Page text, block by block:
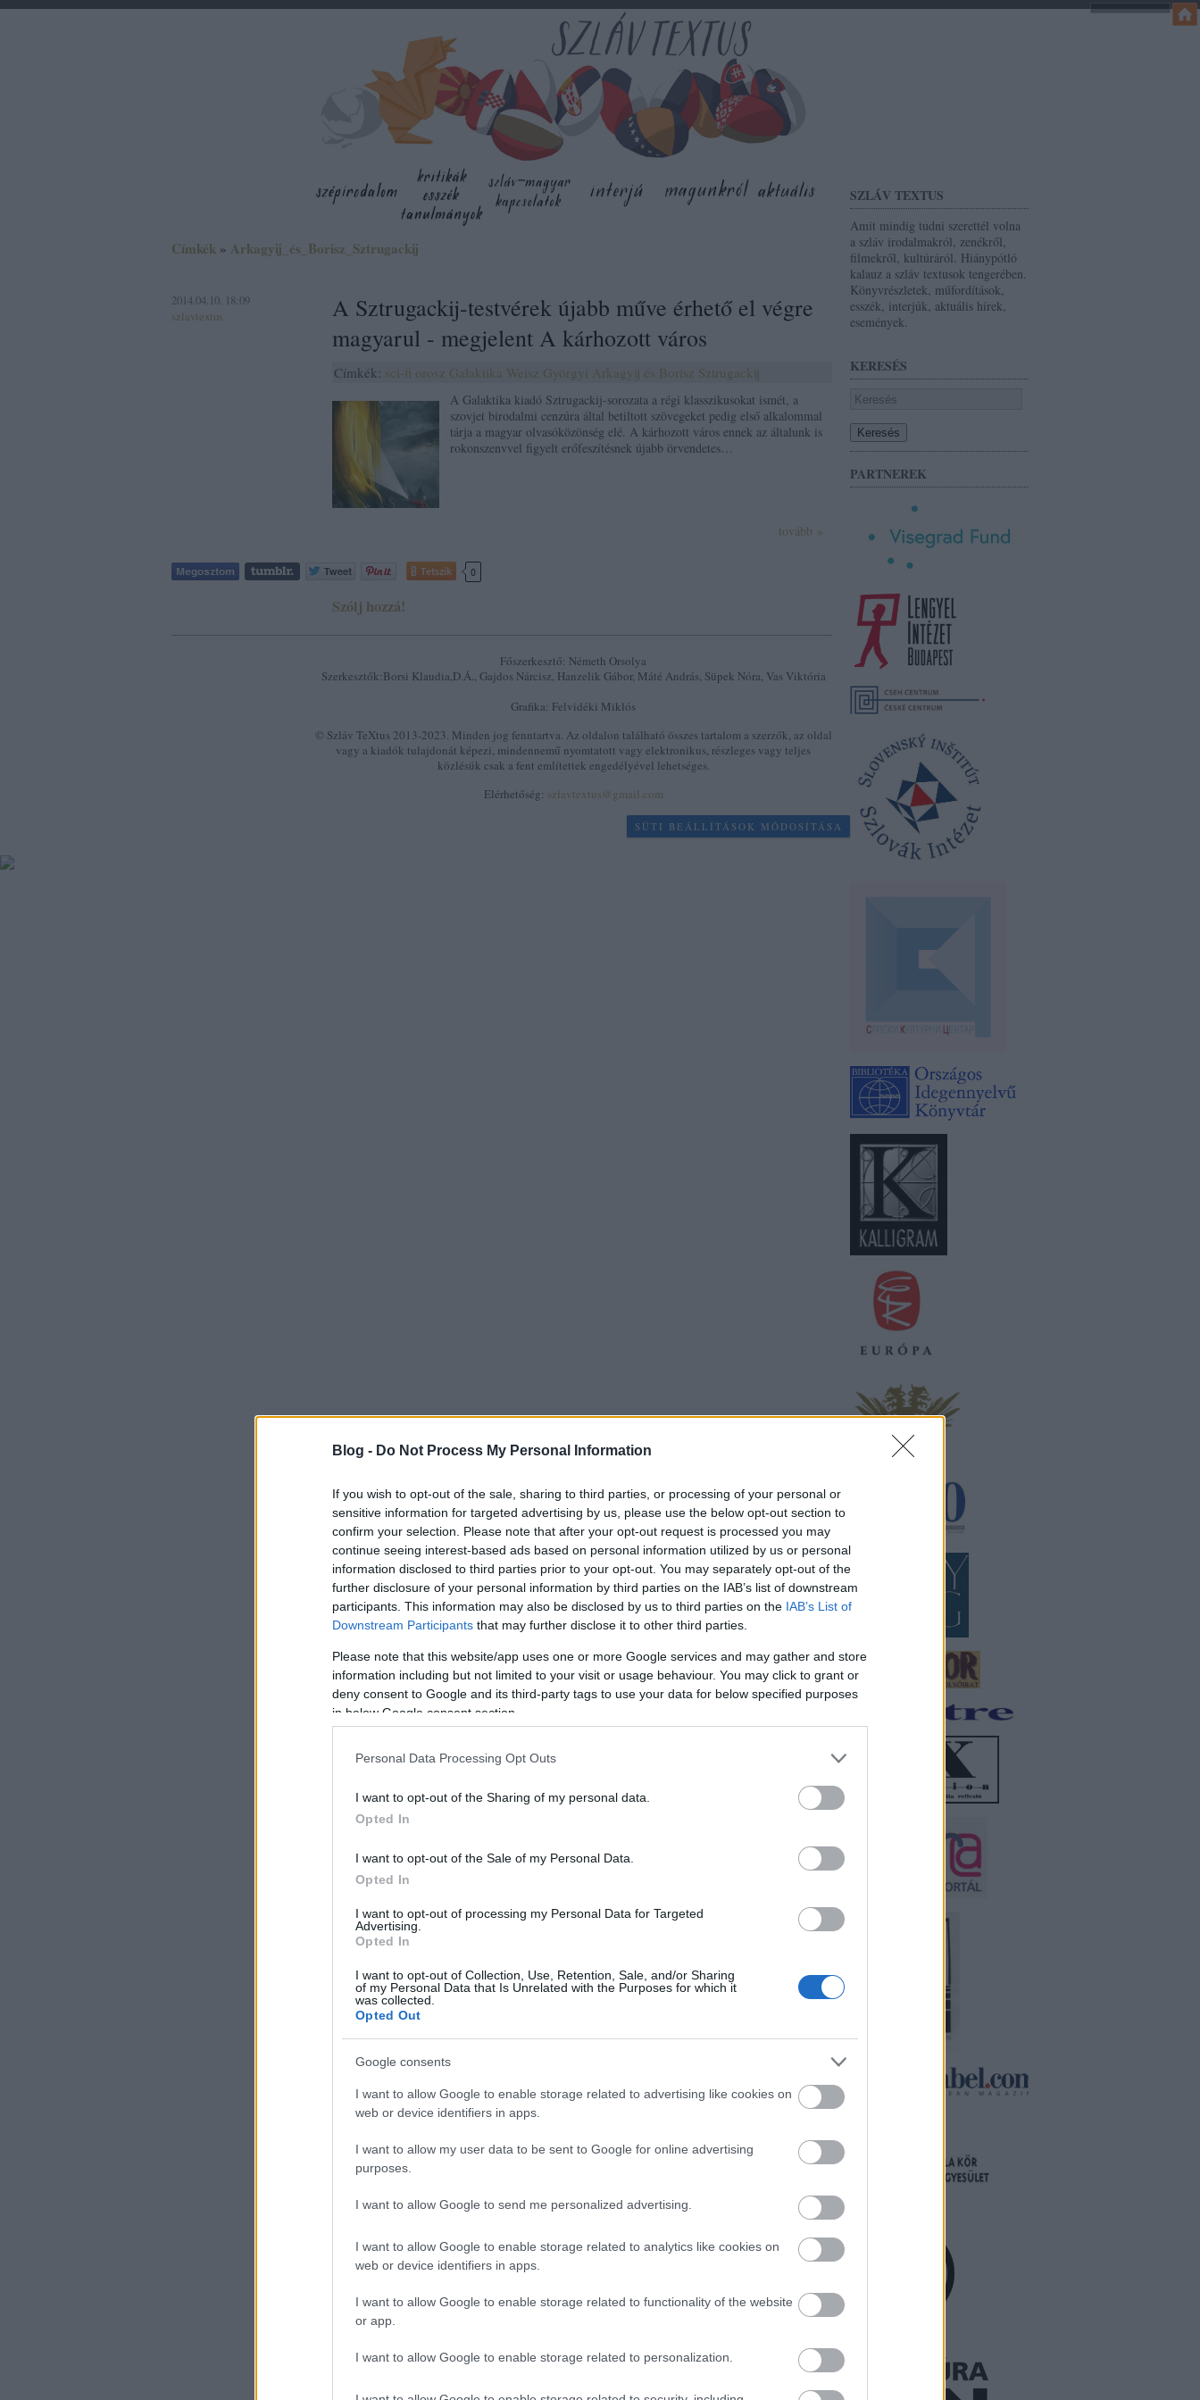
Blog - Do Not Process My Personal Information
If you wish to opt-out of the sale, sharing to third parties, or processing of your personal or
sensitive information for targeted advertising by us, please use the below opt-out section to
confirm your selection. Please note that after your opt-out request is processed you may
continue seeing interest-based ads based on personal information utilized by us or personal
information disclosed to third parties prior to your opt-out. You may separately opt-out of the
further disclosure of your personal information by third parties on the IAB’s list of downstream
participants. This information may also be disclosed by us to third parties on the IAB’s List of
Downstream Participants that may further disclose it to other third parties.
Please note that this website/app uses one or more Google services and may gather and store
information including but not limited to your visit or usage behaviour. You may click to grant or
deny consent to Google and its third-party tags to use your data for below specified purposes
in below Google consent section.
Personal Data Processing Opt Outs
I want to opt-out of the Sharing of my personal data.
Opted In
I want to opt-out of the Sale of my Personal Data.
Opted In
I want to opt-out of processing my Personal Data for Targeted
Advertising.
Opted In
I want to opt-out of Collection, Use, Retention, Sale, and/or Sharing
of my Personal Data that Is Unrelated with the Purposes for which it
was collected.
Opted Out
Google consents
I want to allow Google to enable storage related to advertising like cookies on
web or device identifiers in apps.
I want to allow my user data to be sent to Google for online advertising
purposes.
I want to allow Google to send me personalized advertising.
I want to allow Google to enable storage related to analytics like cookies on
web or device identifiers in apps.
I want to allow Google to enable storage related to functionality of the website
or app.
I want to allow Google to enable storage related to personalization.
SZLÁV TEXTUS
Amit mindig tudni szerettél volna
a szláv irodalmakról, zenékről,
filmekről, kultúráról. Hiánypótló
kalauz a szláv textusok tengerében.
Könyvrészletek, műfordítások,
esszék, interjúk, aktuális hírek,
események.
KERESÉS
PARTNEREK
Címkék » Arkagyij_és_Borisz_Sztrugackij
2014.04.10. 18:09
szlavtextus
A Sztrugackij-testvérek újabb műve érhető el végre
magyarul - megjelent A kárhozott város
Címkék: sci-fi orosz Galaktika Weisz Györgyi Arkagyij és Borisz Sztrugackij
A Galaktika kiadó Sztrugackij-sorozata a régi klasszikusokat ismét, a
szovjet birodalmi cenzúra által betiltott szövegeket pedig első alkalommal
tárja a magyar olvasóközönség elé. A kárhozott város ennek az általunk is
rokonszenvvel figyelt erőfeszítésnek újabb örvendetes…
tovább »
Tetszik 0
Szólj hozzá!
Főszerkesztő: Németh Orsolya
Szerkesztők:Borsi Klaudia,D.Á., Gajdos Nárcisz, Hanzelik Gábor, Máté András, Süpek Nóra, Vas Viktória
Grafika: Felvidéki Miklós
© Szláv TeXtus 2013-2023. Minden jog fenntartva. Az oldalon található összes tartalom a szerzők, az oldal
vagy a kiadók tulajdonát képezi, mindennemű nyomtatott vagy elektronikus, részleges vagy teljes
közlésük csak a fent említettek engedélyével lehetséges.
Elérhetőség: szlavtextus@gmail.com
SÜTI BEÁLLÍTÁSOK MÓDOSÍTÁSA